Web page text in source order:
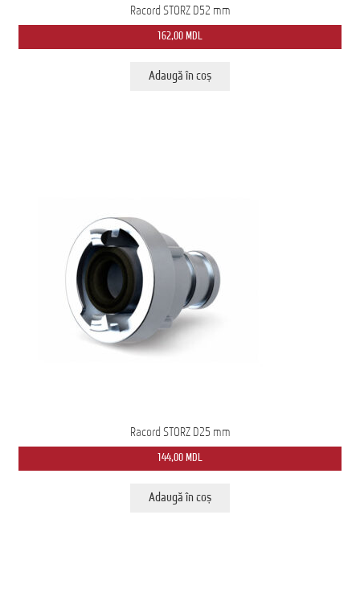
Racord STORZ D52 mm
162,00 MDL
Adaugă în coș
Racord STORZ D25 mm
144,00 MDL
Adaugă în coș